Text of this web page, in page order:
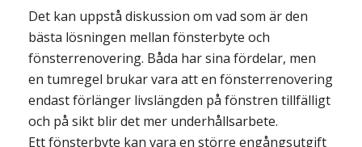
Det kan uppstå diskussion om vad som är den
bästa lösningen mellan fönsterbyte och
fönsterrenovering. Båda har sina fördelar, men
en tumregel brukar vara att en fönsterrenovering
endast förlänger livslängden på fönstren tillfälligt
och på sikt blir det mer underhållsarbete.
Ett fönsterbyte kan vara en större engångsutgift